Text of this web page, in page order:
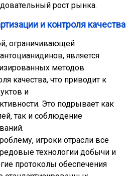
рост рынка.
и контроля качества
ограничивающей
является
методов
качества, что приводит к
и
Это подрывает как
так и соблюдение
игроки отрасли все
технологии добычи и
протоколы обеспечения